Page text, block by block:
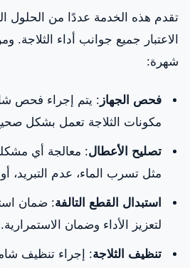
تقدم هذه الخدمة عددًا من الحلول
الاعتبار جميع جوانب أداء الثلاجة.
شهرة:
فحص الجهاز : يتم إجراء فحص
مكونات الثلاجة تعمل بشكل
تصليح الأعطال: معالجة أي
مثل تسرب الماء، عدم التبريد،
استبدال القطع التالفة: ضمان
لتعزيز الأداء وضمان الاستمرارية.
تنظيف الثلاجة: إجراء تنظيف